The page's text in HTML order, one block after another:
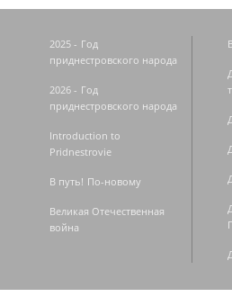
2025 - Год
приднестровского народа
2026 - Год
приднестровского народа
Introduction to
Pridnestrovie
В путь! По-новому
Великая Отечественная
война